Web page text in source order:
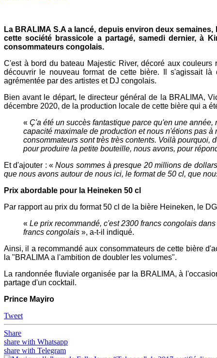
La BRALIMA S.A a lancé, depuis environ deux
cette société brassicole a partagé, samedi dernier, à
consommateurs congolais.
C'est à bord du bateau Majestic River, décoré aux
découvrir le nouveau format de cette bière. Il s'agissait
agrémentée par des artistes et DJ congolais.
Bien avant le départ, le directeur général de la BRALIMA,
décembre 2020, de la production locale de cette bière qui a
« Ç'a été un succès fantastique parce qu'en une
capacité maximale de production et nous n'étions pas
consommateurs sont très très contents. Voilà
pour produire la petite bouteille, nous avons, pour
Et d'ajouter : «Nous sommes à presque 20 millions de
que nous avons autour de nous ici, le format de 50 cl, que
Prix abordable pour la Heineken 50 cl
Par rapport au prix du format 50 cl de la bière Heineken, le
« Le prix recommandé, c'est 2300 francs congolais
francs congolais », a-t-il indiqué.
Ainsi, il a recommandé aux consommateurs de cette bière
la "BRALIMA a l'ambition de doubler les volumes".
La randonnée fluviale organisée par la BRALIMA, à
partage d'un cocktail.
Prince Mayiro
Tweet
Share
share with Whatsapp
share with Telegram